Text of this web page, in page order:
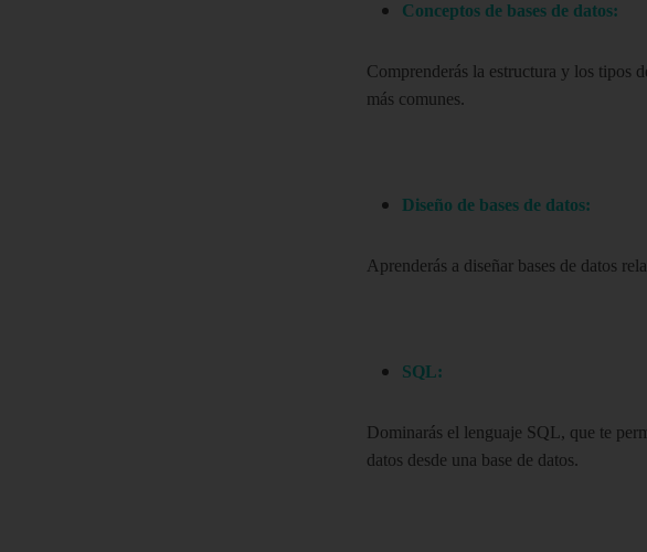
Conceptos de bases de datos:
Comprenderás la estructura y los tipos
más comunes.
Diseño de bases de datos:
Aprenderás a diseñar bases de datos
SQL:
Dominarás el lenguaje SQL, que te
datos desde una base de datos.